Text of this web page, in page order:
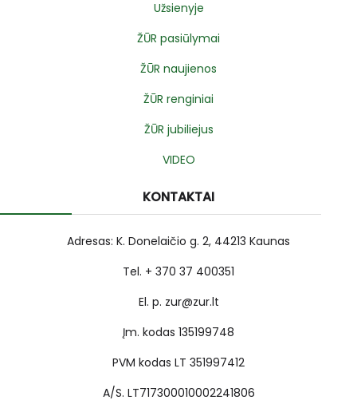
Užsienyje
ŽŪR pasiūlymai
ŽŪR naujienos
ŽŪR renginiai
ŽŪR jubiliejus
VIDEO
KONTAKTAI
Adresas: K. Donelaičio g. 2, 44213 Kaunas
Tel. + 370 37 400351
El. p. zur@zur.lt
Įm. kodas 135199748
PVM kodas LT 351997412
A/S. LT717300010002241806